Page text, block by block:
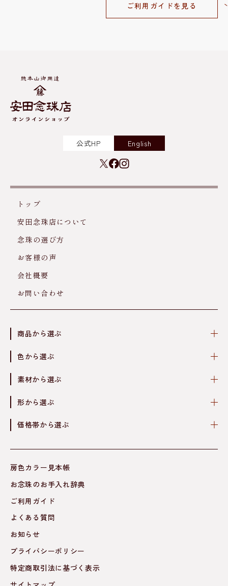
ご利用ガイドを見る
公式HP English
トップ
安田念珠店について
念珠の選び方
お客様の声
会社概要
お問い合わせ
商品から選ぶ
色から選ぶ
素材から選ぶ
形から選ぶ
価格帯から選ぶ
房色カラー見本帳
お念珠のお手入れ辞典
ご利用ガイド
よくある質問
お知らせ
プライバシーポリシー
特定商取引法に基づく表示